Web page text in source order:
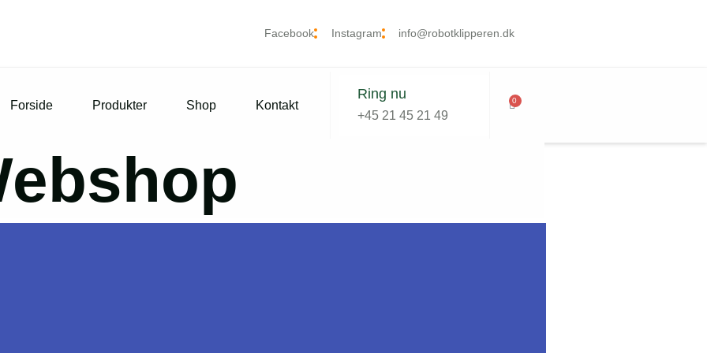
Facebook Instagram info@robotklipperen.dk
Forside Produkter Shop Kontakt
Ring nu
+45 21 45 21 49
0